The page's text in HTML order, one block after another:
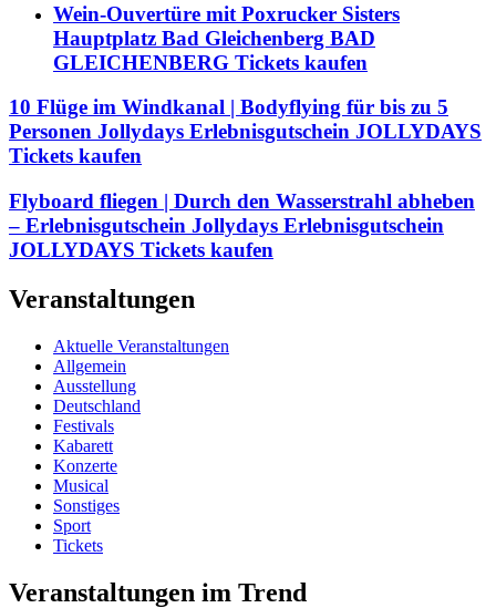
Wein-Ouvertüre mit Poxrucker Sisters
Hauptplatz Bad Gleichenberg BAD
GLEICHENBERG Tickets kaufen
10 Flüge im Windkanal | Bodyflying für bis zu 5
Personen Jollydays Erlebnisgutschein JOLLYDAYS
Tickets kaufen
Flyboard fliegen | Durch den Wasserstrahl abheben
– Erlebnisgutschein Jollydays Erlebnisgutschein
JOLLYDAYS Tickets kaufen
Veranstaltungen
Aktuelle Veranstaltungen
Allgemein
Ausstellung
Deutschland
Festivals
Kabarett
Konzerte
Musical
Sonstiges
Sport
Tickets
Veranstaltungen im Trend